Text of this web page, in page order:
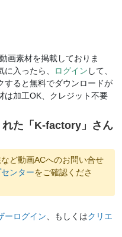
画素材を掲載しておりま
入ったら、
ログイン して、
すると無料でダウンロードが
は加工OK、クレジット不要
た「 K-factory 」さん
ど動画ACへのお問い合せ
ンターをご確認くださ
ーログイン 、もしくはクリエ